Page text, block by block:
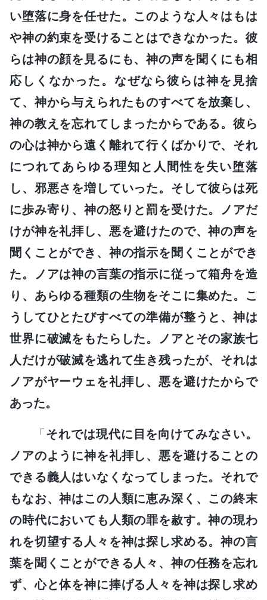
い堕落に身を任せた。このような人々はもは
や神の約束を受けることはできなかった。彼
らは神の顔を見るにも、神の声を聞くにも相
応しくなかった。なぜなら彼らは神を見捨
て、神から与えられたものすべてを放棄し、
神の教えを忘れてしまったからである。彼ら
の心は神から遠く離れて行くばかりで、それ
につれてあらゆる理知と人間性を失い堕落
し、邪悪さを増していった。そして彼らは死
に歩み寄り、神の怒りと罰を受けた。ノアだ
けが神を礼拝し、悪を避けたので、神の声を
聞くことができ、神の指示を聞くことができ
た。ノアは神の言葉の指示に従って箱舟を造
り、あらゆる種類の生物をそこに集めた。こ
うしてひとたびすべての準備が整うと、神は
世界に破滅をもたらした。ノアとその家族七
人だけが破滅を逃れて生き残ったが、それは
ノアがヤーウェを礼拝し、悪を避けたからで
あった。
「それでは現代に目を向けてみなさい。
ノアのように神を礼拝し、悪を避けることの
できる義人はいなくなってしまった。それで
もなお、神はこの人類に恵み深く、この終末
の時代においても人類の罪を赦す。神の現わ
れを切望する人々を神は探し求める。神の言
葉を聞くことができる人々、神の任務を忘れ
ず、心と体を神に捧げる人々を神は探し求め